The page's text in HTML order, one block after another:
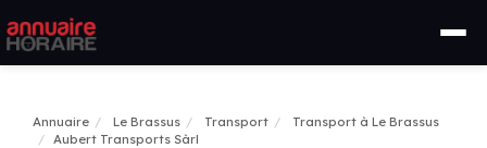
Annuaire Le Brassus Transport
Transport à Le Brassus
Aubert Transports Sàrl